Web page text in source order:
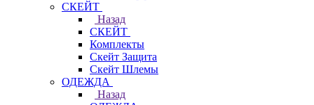
СКЕЙТ
Назад
СКЕЙТ
Комплекты
Скейт Защита
Скейт Шлемы
ОДЕЖДА
Назад